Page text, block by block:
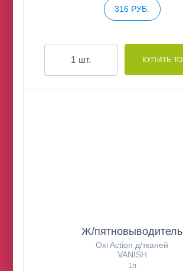
316 РУБ.
шт.
Ж/пятновыводитель
Oxi Action д/тканей
VANISH
1л